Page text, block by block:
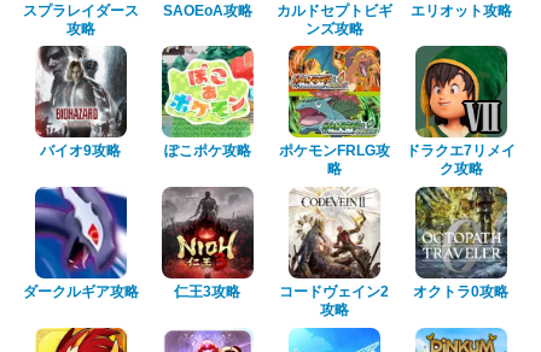
スプラレイダース
攻略
SAOEoA攻略
カルドセプトビギ
ンズ攻略
エリオット攻略
バイオ9攻略 ぽこポケ攻略
ポケモンFRLG攻
略
ドラクエ7リメイ
ク攻略
ダークルギア攻略 仁王3攻略
コードヴェイン2
攻略
オクトラ0攻略